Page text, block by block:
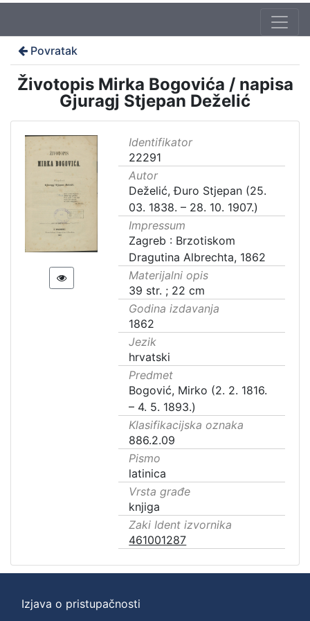
Povratak
Životopis Mirka Bogovića / napisa
Gjuragj Stjepan Deželić
Identifikator
22291
Autor
Deželić, Đuro Stjepan (25.
03. 1838. – 28. 10. 1907.)
Impressum
Zagreb : Brzotiskom
Dragutina Albrechta, 1862
Materijalni opis
39 str. ; 22 cm
Godina izdavanja
1862
Jezik
hrvatski
Predmet
Bogović, Mirko (2. 2. 1816.
– 4. 5. 1893.)
Klasifikacijska oznaka
886.2.09
Pismo
latinica
Vrsta građe
knjiga
Zaki Ident izvornika
461001287
Izjava o pristupačnosti